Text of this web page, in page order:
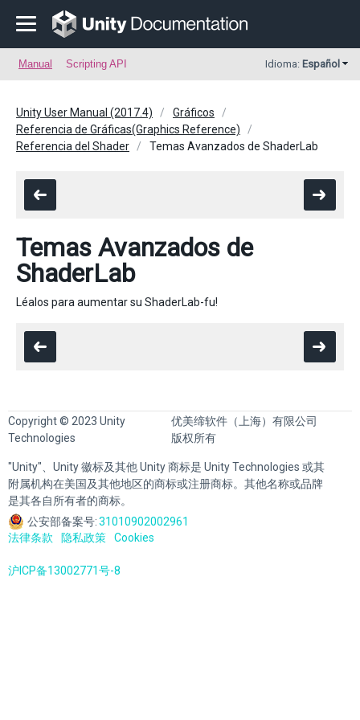
Manual Scripting API Idioma: Español
Unity User Manual (2017.4)
Gráficos
Referencia de Gráficas(Graphics Reference)
Referencia del Shader
Temas Avanzados de ShaderLab
Temas Avanzados de
ShaderLab
Léalos para aumentar su ShaderLab-fu!
Copyright © 2023 Unity
Technologies
优美缔软件（上海）有限公司
版权所有
"Unity"、Unity 徽标及其他 Unity 商标是 Unity Technologies 或其
附属机构在美国及其他地区的商标或注册商标。其他名称或品牌
是其各自所有者的商标。
公安部备案号:31010902002961
法律条款
隐私政策 Cookies
沪ICP备13002771号-8